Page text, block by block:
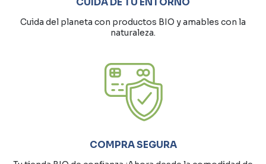
CUIDA DE TU ENTORNO
Cuida del planeta con productos BIO y amables con la
naturaleza.
COMPRA SEGURA